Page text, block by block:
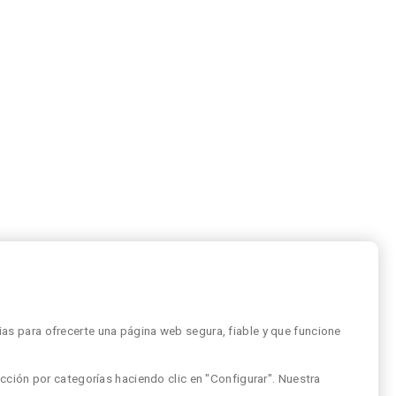
para ofrecerte una página web segura, fiable y que funcione
por categorías haciendo clic en "Configurar". Nuestra